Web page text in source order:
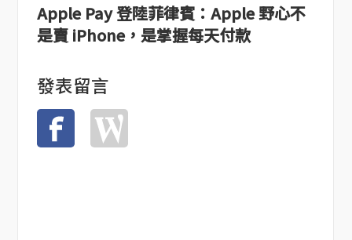
Apple Pay 登陸菲律賓：Apple 野心不
是賣 iPhone，是掌握每天付款
發表留言